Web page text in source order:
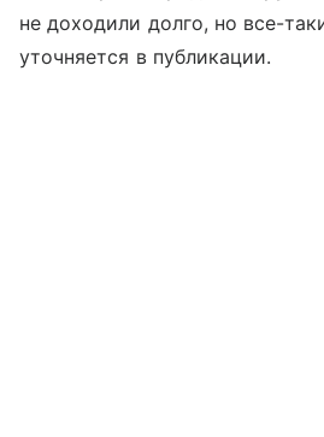
не доходили долго, но все-
уточняется в публикации.